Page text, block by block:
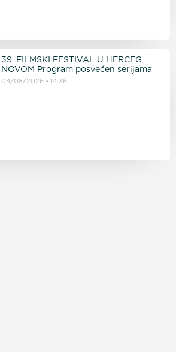
39. FILMSKI FESTIVAL U HERCEG
NOVOM Program posvećen serijama
04/08/2026 14:36